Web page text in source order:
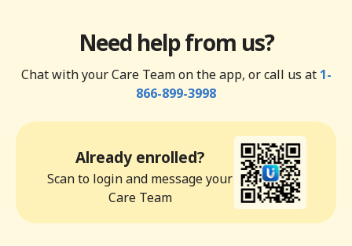
Need help from us?
Chat with your Care Team on the app, or call us at 1-
866-899-3998
Already enrolled?
Scan to login and message your
Care Team